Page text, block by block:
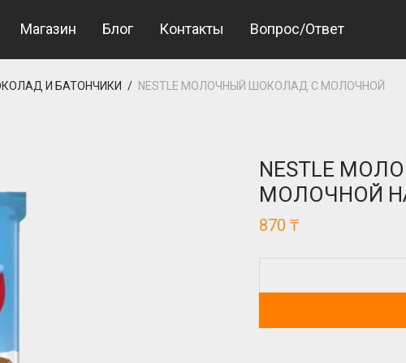
Магазин Блог Контакты Вопрос/Ответ
И БАТОНЧИКИ / NESTLE МОЛОЧНЫЙ ШОКОЛАД С МОЛОЧНОЙ
NESTLE
МОЛОЧНОЙ
870 ₸